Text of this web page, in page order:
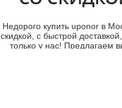
Недорого купить uponor в
скидкой, с быстрой
только у нас! Предлагаем